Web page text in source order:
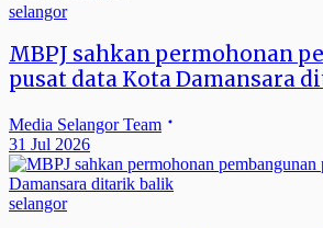
selangor
MBPJ sahkan permohonan
pusat data Kota Damansara
Media Selangor Team
31 Jul 2026
selangor